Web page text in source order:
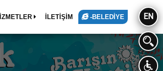
İLETİŞİM -BELEDİYE EN